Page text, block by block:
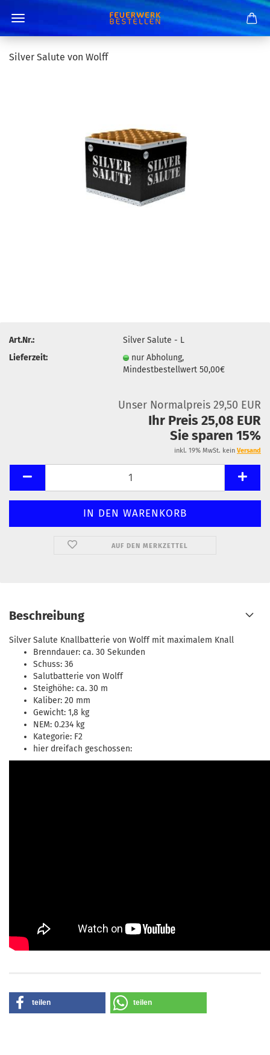
Silver Salute von Wolff
Art.Nr.:
Silver Salute - L
Lieferzeit:
nur Abholung,
Mindestbestellwert 50,00€
Unser Normalpreis 29,50 EUR
Ihr Preis 25,08 EUR
Sie sparen 15%
inkl. 19% MwSt. kein Versand
AUF DEN MERKZETTEL
Beschreibung
Silver Salute Knallbatterie von Wolff mit maximalem Knall
Brenndauer: ca. 30 Sekunden
Schuss: 36
Salutbatterie von Wolff
Steighöhe: ca. 30 m
Kaliber: 20 mm
Gewicht: 1,8 kg
NEM: 0.234 kg
Kategorie: F2
hier dreifach geschossen:
teilen teilen